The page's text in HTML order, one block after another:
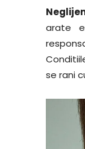
arate
se rani